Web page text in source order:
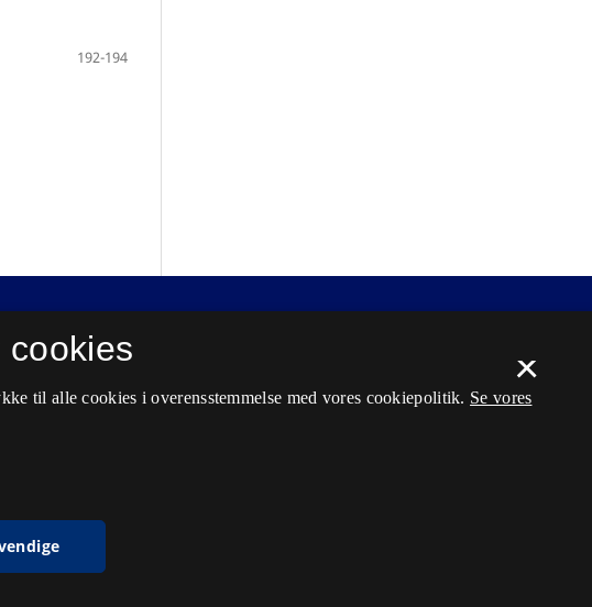
192-194
×
til alle cookies i overensstemmelse med vores cookiepolitik. Se vores